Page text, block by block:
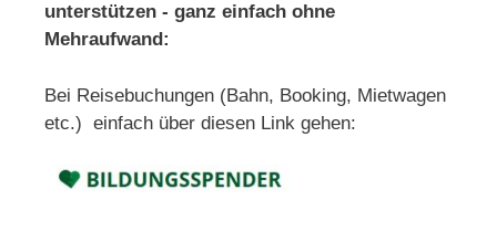
unterstützen - ganz einfach ohne
Mehraufwand:
Bei Reisebuchungen (Bahn, Booking, Mietwagen
etc.) einfach über diesen Link gehen: